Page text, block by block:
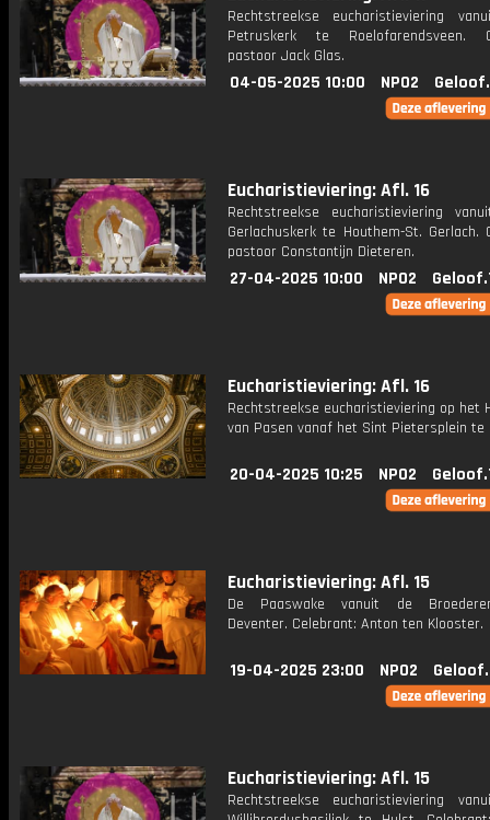
Rechtstreekse eucharistieviering
Petruskerk te Roelofarendsveen.
pastoor Jack Glas.
04-05-2025 10:00 NPO2
Eucharistieviering: Afl. 16
Rechtstreekse eucharistieviering
Gerlachuskerk te Houthem-St. Gerlach.
pastoor Constantijn Dieteren.
27-04-2025 10:00 NPO2
Eucharistieviering: Afl. 16
Rechtstreekse eucharistieviering op het
van Pasen vanaf het Sint Pietersplein te
20-04-2025 10:25 NPO2
Eucharistieviering: Afl. 15
De Paaswake vanuit de
Deventer. Celebrant: Anton ten Klooster.
19-04-2025 23:00 NPO2
Eucharistieviering: Afl. 15
Rechtstreekse eucharistieviering